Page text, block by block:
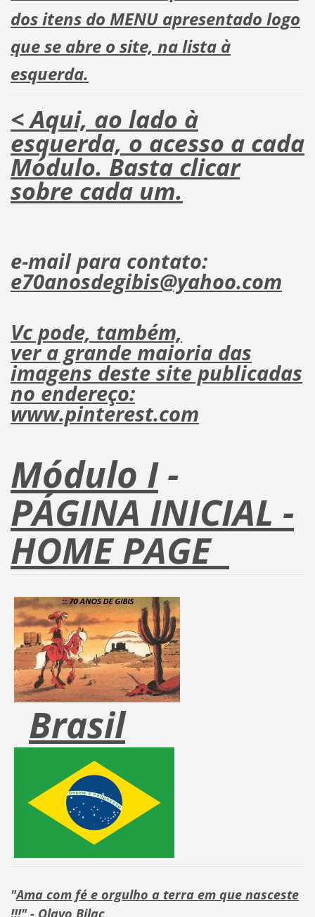
dos itens do MENU apresentado logo
que se abre o site, na lista à
esquerda.
< Aqui, ao lado à
esquerda, o acesso a cada
Módulo. Basta clicar
sobre cada um.
e-mail para contato:
e70anosdegibis@yahoo.com
Vc pode, também,
vera grande maioria das
imagens deste site publicadas
no endereço:
www.pinterest.com
Módulo I-
PÁGINA INICIAL -
HOME PAGE
Brasil
"Ama com fé e orgulho a terra em que nasceste